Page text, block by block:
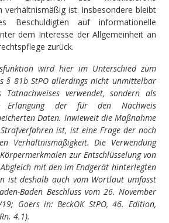
verhältnismäßig ist. Insbesondere bleibt
Beschuldigten auf informationelle
dem Interesse der Allgemeinheit an
zurück.
wird hier im Unterschied zum
§ 81b StPO allerdings nicht unmittelbar
Tatnachweises verwendet, sondern als
Erlangung der für den Nachweis
Daten. Inwieweit die Maßnahme
ist, ist eine Frage der noch
Verhältnismäßigkeit. Die Verwendung
zur Entschlüsselung von
mit den im Endgerät hinterlegten
ist deshalb auch vom Wortlaut umfasst
Baden Beschluss vom 26. November
Goers in: BeckOK StPO, 46. Edition,
4.1).